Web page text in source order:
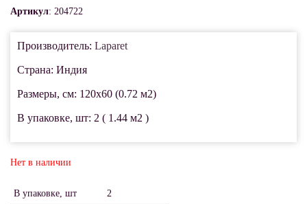
Артикул: 204722
Производитель: Laparet
Страна: Индия
Размеры, см: 120x60 (0.72 м2)
В упаковке, шт: 2 ( 1.44 м2 )
Нет в наличии
В упаковке, шт 2